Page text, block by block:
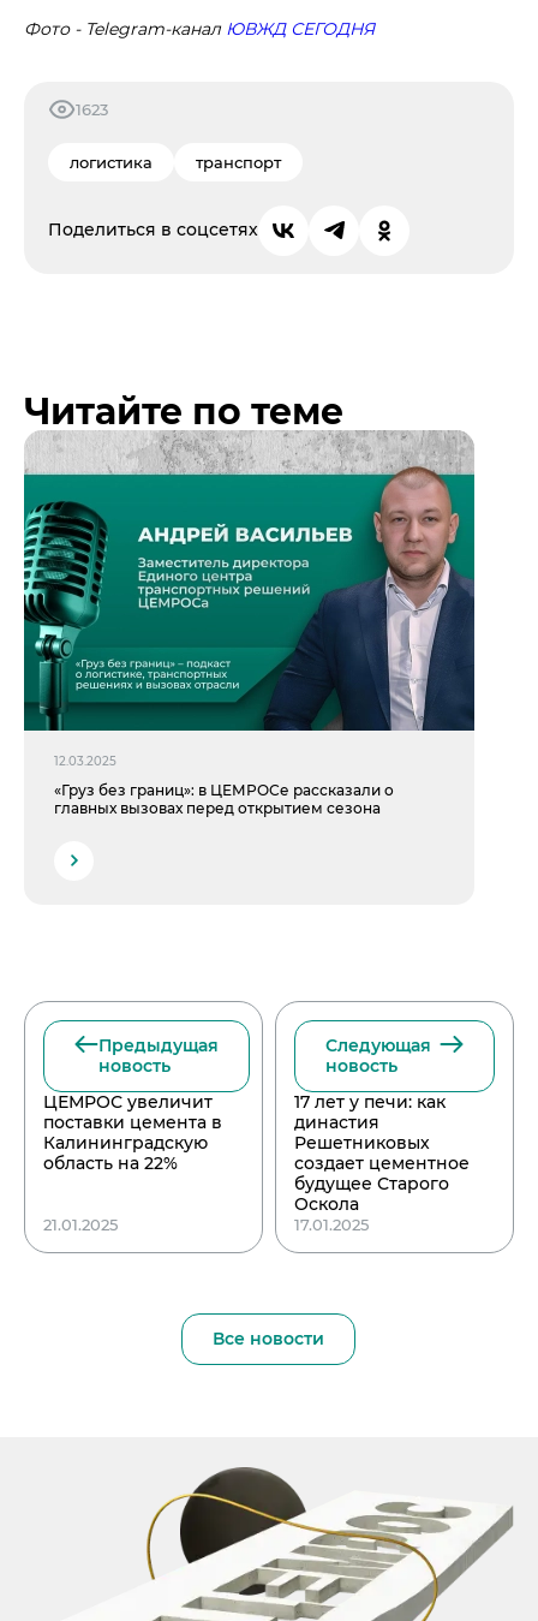
Фото - Telegram-канал ЮВЖД СЕГОДНЯ
1623
логистика транспорт
Поделиться в соцсетях
Читайте по теме
12.03.2025
«Груз без границ»: в ЦЕМРОСе рассказали о
главных вызовах перед открытием сезона
Предыдущая
новость
ЦЕМРОС увеличит
поставки цемента в
Калининградскую
область на 22%
21.01.2025
Следующая
новость
17 лет у печи: как
династия
Решетниковых
создает цементное
будущее Старого
Оскола
17.01.2025
Все новости